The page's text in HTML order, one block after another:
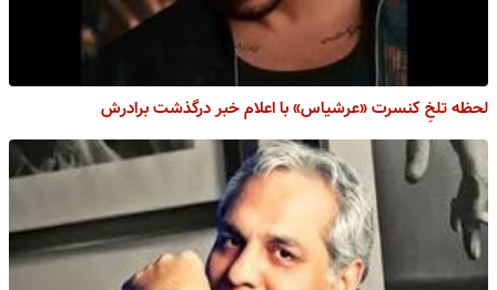
لحظه تلخِ کنسرت «عرشیاس» با اعلام خبر درگذشت برادرش